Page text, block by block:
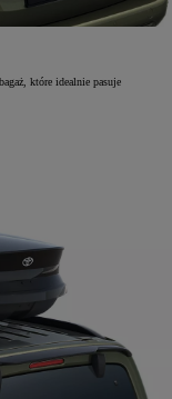
które idealnie pasuje